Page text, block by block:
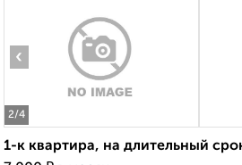
2/4
‹
1-к квартира, на длительный